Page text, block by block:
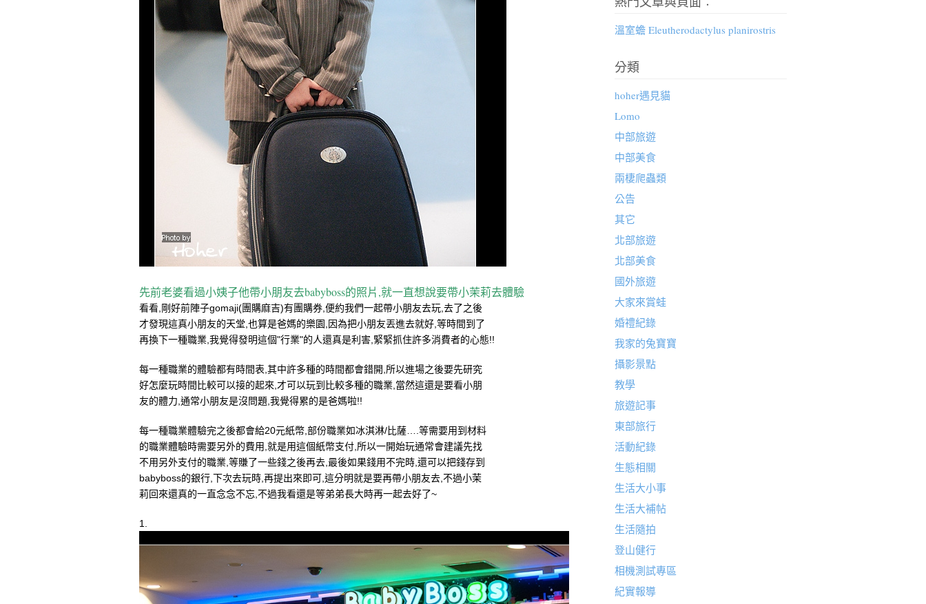
先前老婆看過小姨子他帶小朋友去babyboss的照片,就一直想說要帶小茉莉去體驗
看看,剛好前陣子gomaji(團購麻吉)有團購券,便約我們一起帶小朋友去玩,去了之後
才發現這真小朋友的天堂,也算是爸媽的樂園,因為把小朋友丟進去就好,等時間到了
再換下一種職業,我覺得發明這個"行業"的人還真是利害,緊緊抓住許多消費者的心態!!
每一種職業的體驗都有時間表,其中許多種的時間都會錯開,所以進場之後要先研究
好怎麼玩時間比較可以接的起來,才可以玩到比較多種的職業,當然這還是要看小朋
友的體力,通常小朋友是沒問題,我覺得累的是爸媽啦!!
每一種職業體驗完之後都會給20元紙幣,部份職業如冰淇淋/比薩….等需要用到材料
的職業體驗時需要另外的費用,就是用這個紙幣支付,所以一開始玩通常會建議先找
不用另外支付的職業,等賺了一些錢之後再去,最後如果錢用不完時,還可以把錢存到
babyboss的銀行,下次去玩時,再提出來即可,這分明就是要再帶小朋友去,不過小茉
莉回來還真的一直念念不忘,不過我看還是等弟弟長大時再一起去好了~
1.
溫室蟾 Eleutherodactylus planirostris
分類
hoher遇見貓
Lomo
中部旅遊
中部美食
兩棲爬蟲類
公告
其它
北部旅遊
北部美食
國外旅遊
大家來賞蛙
婚禮紀錄
我家的兔寶寶
攝影景點
教學
旅遊記事
東部旅行
活動紀錄
生態相關
生活大小事
生活大補帖
生活隨拍
登山健行
相機測試專區
紀實報導